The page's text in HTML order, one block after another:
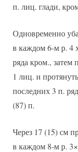
п. лиц. глади,
Одновременно
в каждом 6-м р. 4
ряда кром., затем
1 лиц. и
последних 3 п.
(87) п.
Через 17 (15) см
в каждом 8-м р.